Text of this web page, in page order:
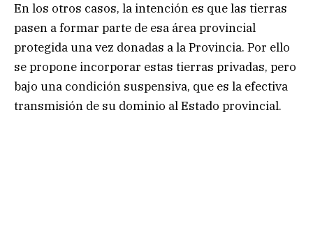
En los otros casos, la intención es que las tierras
pasen a formar parte de esa área provincial
protegida una vez donadas a la Provincia. Por ello
se propone incorporar estas tierras privadas, pero
bajo una condición suspensiva, que es la efectiva
transmisión de su dominio al Estado provincial.